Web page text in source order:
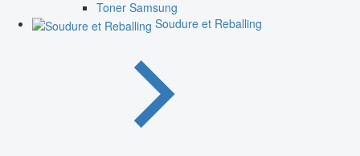
Toner Samsung
Soudure et Reballing